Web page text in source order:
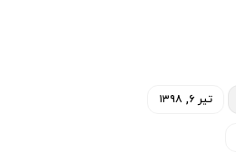
تیر ۶, ۱۳۹۸